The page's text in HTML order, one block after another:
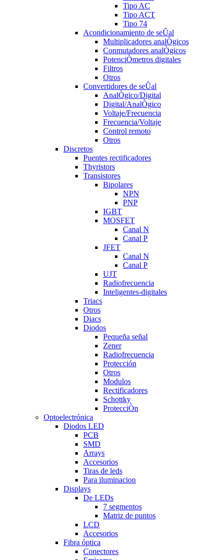
Tipo AC
Tipo ACT
Tipo 74
Acondicionamiento de seÛal
Multiplicadores analÒgicos
Conmutadores analÒgicos
PotenciÒmetros digitales
Filtros
Otros
Convertidores de seÛal
AnalÒgico/Digital
Digital/AnalÒgico
Voltaje/Frecuencia
Frecuencia/Voltaje
Control remoto
Otros
Discretos
Puentes rectificadores
Thyristors
Transistores
Bipolares
NPN
PNP
IGBT
MOSFET
Canal N
Canal P
JFET
Canal N
Canal P
UJT
Radiofrecuencia
Inteligentes-digitales
Triacs
Otros
Diacs
Diodos
Pequeña señal
Zener
Radiofrecuencia
Protección
Otros
Modulos
Rectificadores
Schottky
ProtecciÒn
Optoelectrónica
Diodos LED
PCB
SMD
Arrays
Accesorios
Tiras de leds
Para iluminacion
Displays
De LEDs
7 segmentos
Matriz de puntos
LCD
Accesorios
Fibra óptica
Conectores